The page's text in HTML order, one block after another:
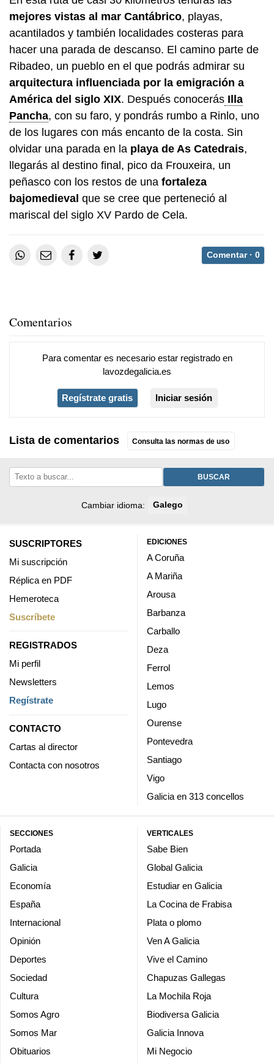
mejores vistas al mar Cantábrico, playas,
acantilados y también localidades costeras para
hacer una parada de descanso. El camino parte de
Ribadeo, un pueblo en el que podrás admirar su
arquitectura influenciada por la emigración a
América del siglo XIX. Después conocerás Illa
Pancha, con su faro, y pondrás rumbo a Rinlo, uno
de los lugares con más encanto de la costa. Sin
olvidar una parada en la playa de As Catedrais,
llegarás al destino final, pico da Frouxeira, un
peñasco con los restos de una fortaleza
bajomedieval que se cree que perteneció al
mariscal del siglo XV Pardo de Cela.
Comentar · 0
Comentarios
Para comentar es necesario estar registradoen
lavozdegalicia.es
Regístrate gratis Iniciar sesión
Lista de comentarios Consulta las normas de uso
BUSCAR
Cambiar idioma: Galego
SUSCRIPTORES
Mi suscripción
Réplica en PDF
Hemeroteca
Suscríbete
REGISTRADOS
Mi perfil
Newsletters
Regístrate
CONTACTO
Cartas al director
Contacta con nosotros
EDICIONES
A Coruña
A Mariña
Arousa
Barbanza
Carballo
Deza
Ferrol
Lemos
Lugo
Ourense
Pontevedra
Santiago
Vigo
Galicia en 313 concellos
SECCIONES
Portada
Galicia
Economía
España
Internacional
Opinión
Deportes
Sociedad
Cultura
Somos Agro
Somos Mar
Obituarios
VERTICALES
Sabe Bien
Global Galicia
Estudiar en Galicia
La Cocina de Frabisa
Plata o plomo
Ven A Galicia
Vive el Camino
Chapuzas Gallegas
La Mochila Roja
Biodiversa Galicia
Galicia Innova
Mi Negocio